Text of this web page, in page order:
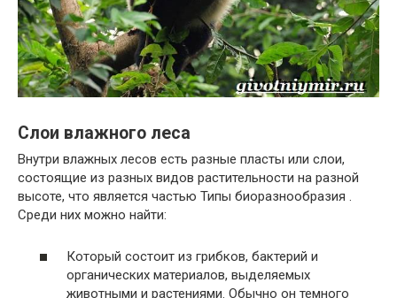
Слои влажного леса
Внутри влажных лесов есть разные пласты или слои,
состоящие из разных видов растительности на разной
высоте, что является частью Типы биоразнообразия .
Среди них можно найти:
Который состоит из грибков, бактерий и
органических материалов, выделяемых
животными и растениями. Обычно он темного